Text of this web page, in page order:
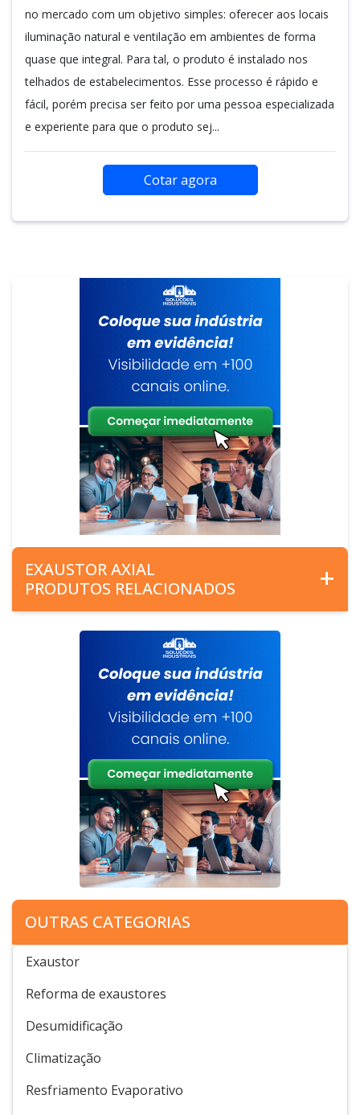
no mercado com um objetivo simples: oferecer aos locais
iluminação natural e ventilação em ambientes de forma
quase que integral. Para tal, o produto é instalado nos
telhados de estabelecimentos. Esse processo é rápido e
fácil, porém precisa ser feito por uma pessoa especializada
e experiente para que o produto sej...
Cotar agora
EXAUSTOR AXIAL
PRODUTOS RELACIONADOS
OUTRAS CATEGORIAS
Exaustor
Reforma de exaustores
Desumidificação
Climatização
Resfriamento Evaporativo